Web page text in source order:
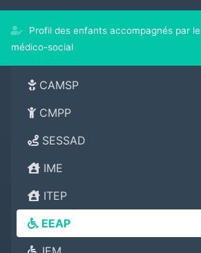
Profil des enfants accompagnés par le
médico-social
CAMSP
CMPP
SESSAD
IME
ITEP
EEAP